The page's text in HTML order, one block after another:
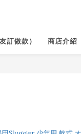
訂做款） 商店介紹